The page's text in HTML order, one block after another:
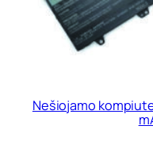
Nešiojamo